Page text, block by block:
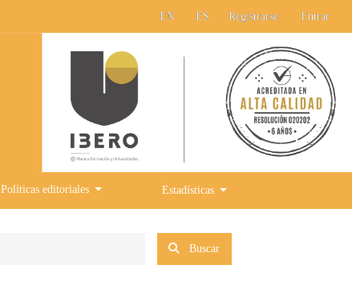
EN ES Registrarse Entrar
Políticas editoriales Estadísticas
Buscar